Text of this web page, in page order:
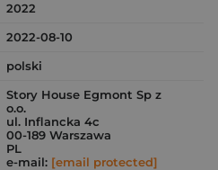
2022
2022-08-10
polski
Story House Egmont Sp z
o.o.
ul. Inflancka 4c
00-189 Warszawa
PL
e-mail: [email protected]